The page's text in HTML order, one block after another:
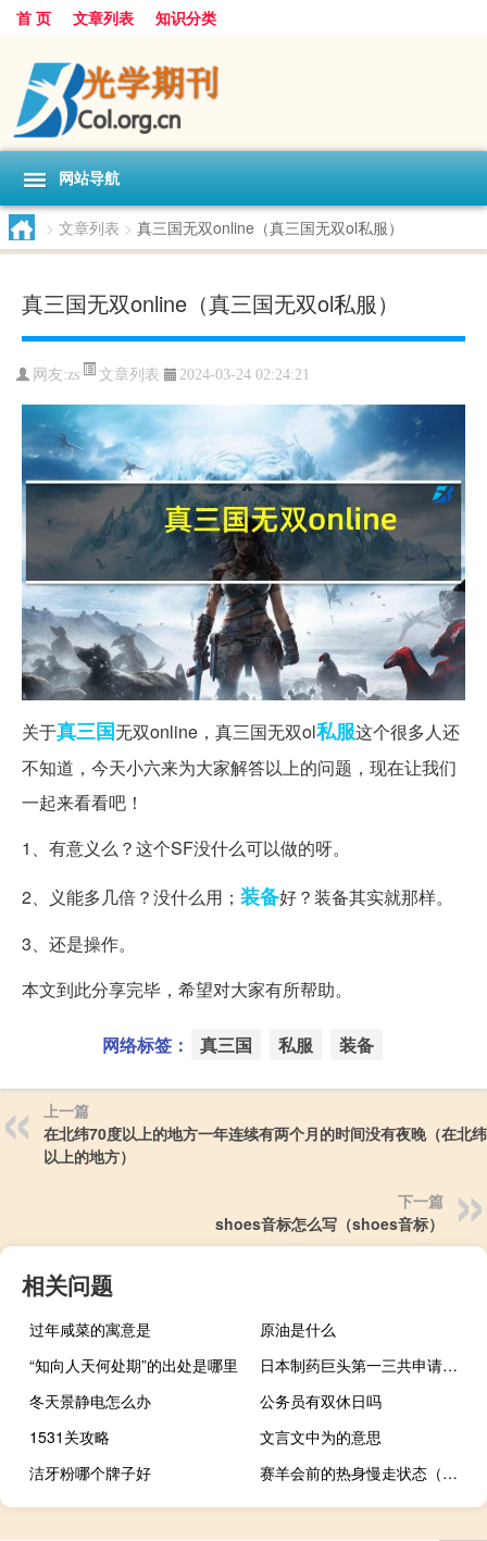
首 页 文章列表 知识分类
网站导航
> 文章列表 > 真三国无双online（真三国无双ol私服）
真三国无双online（真三国无双ol私服）
网友:zs 文章列表 2024-03-24 02:24:21
关于真三国无双online，真三国无双ol私服这个很多人还
不知道，今天小六来为大家解答以上的问题，现在让我们
一起来看看吧！
1、有意义么？这个SF没什么可以做的呀。
2、义能多几倍？没什么用； 装备好？装备其实就那样。
3、还是操作。
本文到此分享完毕，希望对大家有所帮助。
网络标签： 真三国 私服 装备
上一篇
在北纬70度以上的地方一年连续有两个月的时间没有夜晚（在北
以上的地方）
下一篇
shoes音标怎么写（shoes音标）
相关问题
过年咸菜的寓意是
原油是什么
“知向人天何处期”的出处是哪里
日本制药巨头第一三共申请批准生产销售新冠XBB疫苗
冬天景静电怎么办
公务员有双休日吗
1531关攻略
文言文中为的意思
洁牙粉哪个牌子好
赛羊会前的热身慢走状态（赛羊会前的热身）